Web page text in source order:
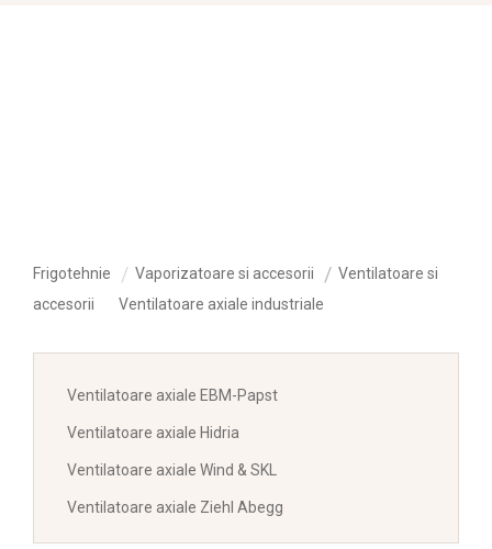
Frigotehnie Vaporizatoare si accesorii
Ventilatoare si
accesorii
Ventilatoare axiale industriale
Ventilatoare axiale EBM-Papst
Ventilatoare axiale Hidria
Ventilatoare axiale Wind & SKL
Ventilatoare axiale Ziehl Abegg